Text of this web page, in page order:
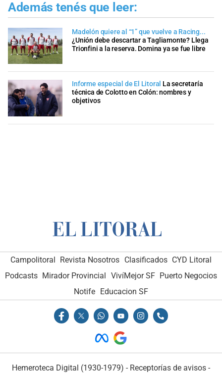
Además tenés que leer:
Madelón quiere al “1” que vuelve a Racing...
¿Unión debe descartar a Tagliamonte? Llega
Trionfini a la reserva. Domina ya se fue libre
Informe especial de El Litoral La secretaría
técnica de Colotto en Colón: nombres y
objetivos
Campolitoral Revista Nosotros Clasificados CYD Litoral
Podcasts Mirador Provincial VivíMejor SF Puerto Negocios
Notife
Educacion SF
Hemeroteca Digital (1930-1979) - Receptorías de avisos -